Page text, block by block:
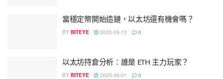
當穩定幣開始造鏈，以太坊還有機會嗎？
BY BITEYE 2025-09-13 0
以太坊持倉分析：誰是 ETH 主力玩家？
BY BITEYE 2025-09-01 0